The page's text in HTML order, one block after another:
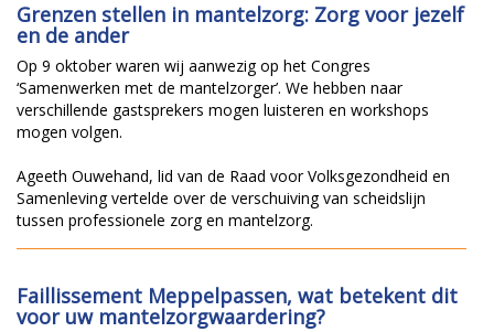
Grenzen stellen in mantelzorg: Zorg voor jezelf
en de ander
Op 9 oktober waren wij aanwezig op het Congres
‘Samenwerken met de mantelzorger’. We hebben naar
verschillende gastsprekers mogen luisteren en workshops
mogen volgen.
Ageeth Ouwehand, lid van de Raad voor Volksgezondheid en
Samenleving vertelde over de verschuiving van scheidslijn
tussen professionele zorg en mantelzorg.
Faillissement Meppelpassen, wat betekent dit
voor uw mantelzorgwaardering?